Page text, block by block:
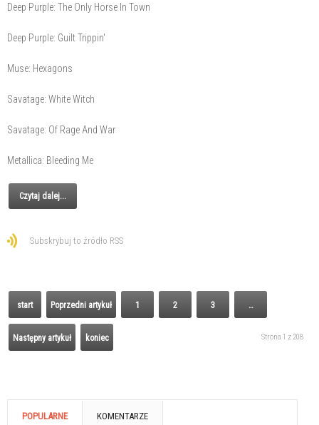
Deep Purple: The Only Horse In Town
Deep Purple: Guilt Trippin'
Muse: Hexagons
Savatage: White Witch
Savatage: Of Rage And War
Metallica: Bleeding Me
Czytaj dalej...
Subskrybuj to źródło RSS
start Poprzedni artykuł 1 2 3 …
Następny artykuł koniec Strona 1 z 208
POPULARNE KOMENTARZE